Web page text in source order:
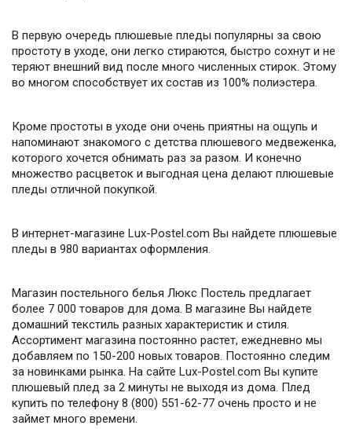
В первую очередь плюшевые пледы популярны за свою
простоту в уходе, они легко стираются, быстро сохнут и не
теряют внешний вид после много численных стирок. Этому
во многом способствует их состав из 100% полиэстера.
Кроме простоты в уходе они очень приятны на ощупь и
напоминают знакомого с детства плюшевого медвеженка,
которого хочется обнимать раз за разом. И конечно
множество расцветок и выгодная цена делают плюшевые
пледы отличной покупкой.
В интернет-магазине Lux-Postel.com Вы найдете плюшевые
пледы в 980 вариантах оформления.
Магазин постельного белья Люкс Постель предлагает
более 7 000 товаров для дома. В магазине Вы найдете
домашний текстиль разных характеристик и стиля.
Ассортимент магазина постоянно растет, ежедневно мы
добавляем по 150-200 новых товаров. Постоянно следим
за новинками рынка. На сайте Lux-Postel.com Вы купите
плюшевый плед за 2 минуты не выходя из дома. Плед
купить по телефону 8 (800) 551-62-77 очень просто и не
займет много времени.